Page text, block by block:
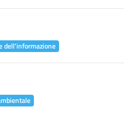
dell'informazione